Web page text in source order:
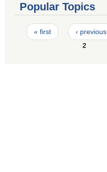
Popular Topics
Pages
« first ‹ previous
2